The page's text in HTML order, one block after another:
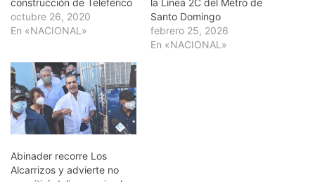
construcción de Teleférico
octubre 26, 2020
En «NACIONAL»
la Línea 2C del Metro de
Santo Domingo
febrero 25, 2026
En «NACIONAL»
Abinader recorre Los
Alcarrizos y advierte no